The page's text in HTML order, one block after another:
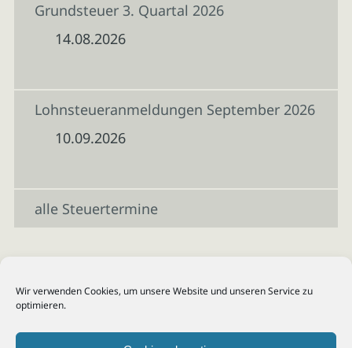
Wir verwenden Cookies, um unsere Website und unseren Service zu
optimieren.
Grundsteuer 3. Quartal 2026
14.08.2026
Lohnsteueranmeldungen September 2026
10.09.2026
alle Steuertermine